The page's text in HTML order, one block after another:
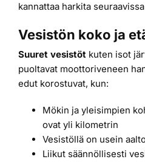
kannattaa harkita
Vesistön koko ja
Suuret vesistöt kuten isot
puoltavat moottoriveneen
edut korostuvat, kun:
Mökin ja yleisimpien
ovat yli kilometrin
Vesistöllä on usein
Liikut säännöllisesti